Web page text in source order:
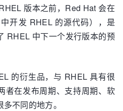
版本之前，Red Hat 会在
开发 RHEL 的源代码），是
RHEL 中下一个发行版本的预
的衍生品，与 RHEL 具有很
者在发布周期、支持周期、软
不同的地方。